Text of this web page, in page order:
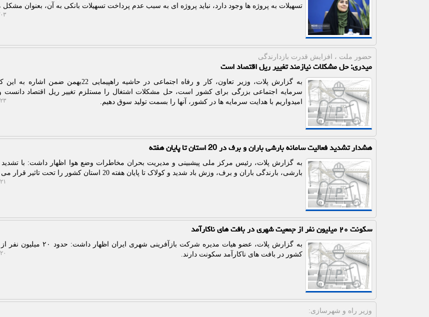
تسهیلات به پروژه ها وجود دارد، نباید پروژه ای به سبب عدم پرداخت تسهیلات بانکی به آن، بعنوان
حضور ملت ، افزایش قدرت بازدارندگی
میدری: حل مشکلات نیازمند تغییر ریل اقتصاد است
به گزارش پلات، وزیر تعاون، کار و رفاه اجتماعی در حاشیه
سرمایه اجتماعی بزرگی برای کشور است، حل مشکلات اشتغال را مستلزم تغییر ریل اقتصاد دانست
امیدواریم با هدایت سرمایه ها در کشور، آنها را بسمت تولید سوق دهیم.
هشدار تشدید فعالیت سامانه بارشی باران و برف در 20 استان تا پایان هفته
به گزارش پلات، رئیس مرکز ملی پیشبینی و مدیریت بحران مخاطرات وضع هوا اظهار داشت: با تشدید
بارشی، بارندگی باران و برف، وزش باد شدید و کولاک تا پایان هفته 20 استان کشور را تحت تاثیر قرار می دهد.
سکونت ۲۰ میلیون نفر از جمعیت شهری در بافت های ناکارآمد
به گزارش پلات، عضو هیات مدیره شرکت بازآفرینی
کشور در بافت های ناکارآمد سکونت دارند.
وزیر راه و شهرسازی: